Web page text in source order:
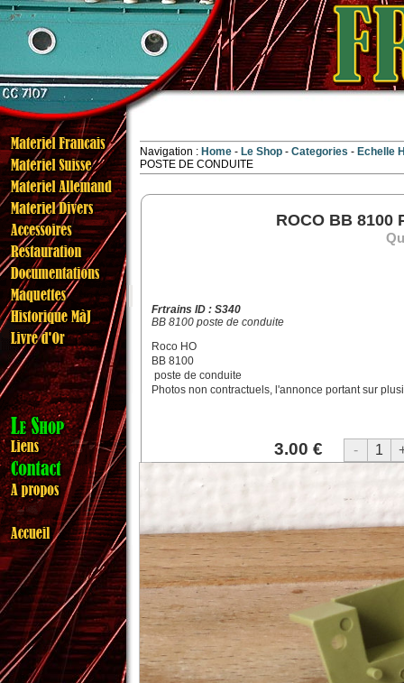
Navigation : Home Le Shop Categories
Echelle
POSTE DE CONDUITE
ROCO BB 8100
Frtrains ID : S340
BB 8100 poste de conduite
Roco HO
BB 8100
poste de conduite
Photos non contractuels, l'annonce portant sur
3.00 € - 1